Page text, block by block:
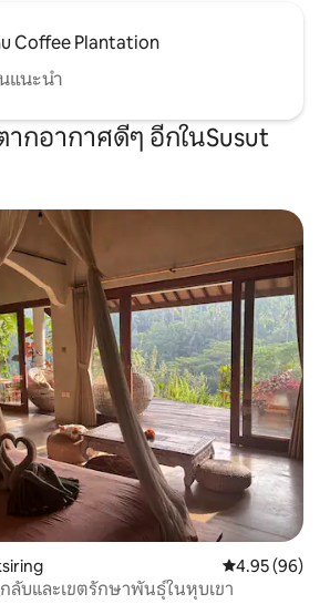
Coffee Plantation
แนะนำ
กอากาศดีๆ อีกในSusut
คะแนนเฉลี่ย
4.95 (96)
ลับและเขตรักษาพันธุ์ในหุบเขา